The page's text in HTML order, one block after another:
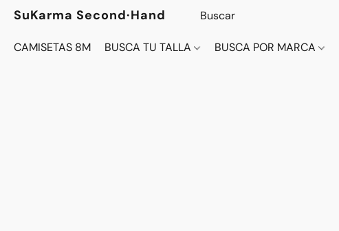
SuKarma Second·Hand
CAMISETAS 8M BUSCA TU TALLA BUSCA POR MARCA